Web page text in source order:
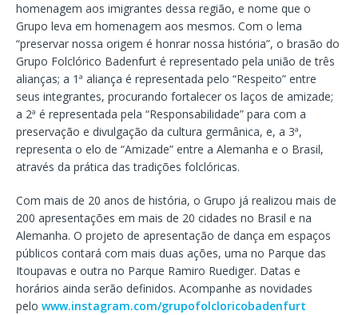
homenagem aos imigrantes dessa região, e nome que o
Grupo leva em homenagem aos mesmos. Com o lema
“preservar nossa origem é honrar nossa história”, o brasão do
Grupo Folclórico Badenfurt é representado pela união de três
alianças; a 1ª aliança é representada pelo “Respeito” entre
seus integrantes, procurando fortalecer os laços de amizade;
a 2ª é representada pela “Responsabilidade” para com a
preservação e divulgação da cultura germânica, e, a 3ª,
representa o elo de “Amizade” entre a Alemanha e o Brasil,
através da prática das tradições folclóricas.
Com mais de 20 anos de história, o Grupo já realizou mais de
200 apresentações em mais de 20 cidades no Brasil e na
Alemanha. O projeto de apresentação de dança em espaços
públicos contará com mais duas ações, uma no Parque das
Itoupavas e outra no Parque Ramiro Ruediger. Datas e
horários ainda serão definidos. Acompanhe as novidades
pelo www.instagram.com/grupofolcloricobadenfurt